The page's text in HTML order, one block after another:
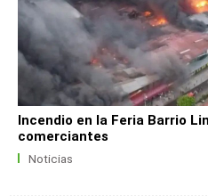
Incendio en la Feria Barrio
comerciantes
Noticias